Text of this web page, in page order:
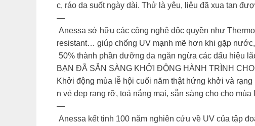
c, ráo da suốt ngày dài. Thử là yêu, liệu đã xua tan
—
Anessa sở hữu các công nghệ độc quyền như
resistant… giúp chống UV mạnh mẽ hơn khi gặp
50% thành phần dưỡng da ngăn ngừa các dấu hiệu
BẠN ĐÃ SẴN SÀNG KHỞI ĐỘNG HÀNH TRÌNH
Khởi động mùa lễ hội cuối năm thật hứng khởi và
n vẻ đẹp rạng rỡ, toả nắng mai, sẵn sàng cho cho mùa
—
Anessa kết tinh 100 năm nghiên cứu về UV của tập